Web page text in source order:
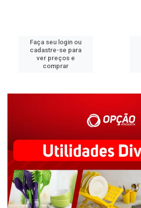
Faça seu login ou
cadastre-se para
ver preços e
comprar